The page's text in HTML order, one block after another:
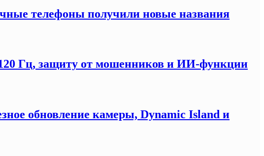
телефоны получили новые названия
Гц, защиту от мошенников и ИИ-функции
обновление камеры, Dynamic Island и